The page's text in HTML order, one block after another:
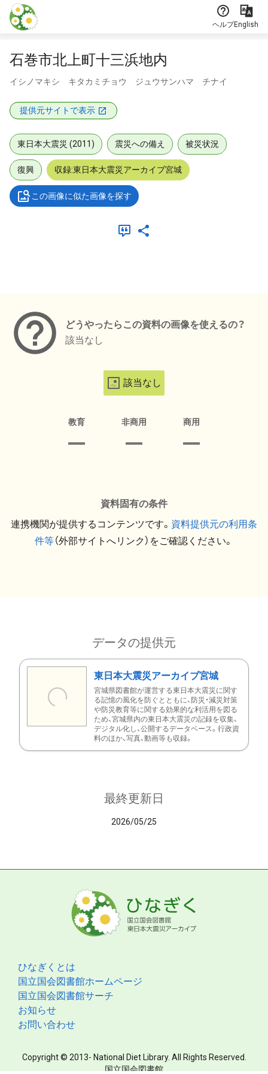
本文に飛ぶ
ヘルプEnglish
石巻市北上町十三浜地内
イシノマキシ キタカミチョウ ジュウサンハマ チナイ
提供元サイトで表示
東日本大震災 (2011) 震災への備え 被災状況
復興 収録:東日本大震災アーカイブ宮城
この画像に似た画像を探す
どうやったらこの資料の画像を使えるの？
該当なし
該当なし
教育 非商用 商用
資料固有の条件
連携機関が提供するコンテンツです。 資料提供元の利用条
件等（外部サイトへリンク）をご確認ください。
データの提供元
東日本大震災アーカイブ宮城
宮城県図書館が運営する東日本大震災に関す
る記憶の風化を防ぐとともに、防災・減災対策
や防災教育等に関する効果的な利活用を図る
ため、宮城県内の東日本大震災の記録を収集、
デジタル化し、公開するデータベース。行政資
料のほか、写真、動画等も収録。
最終更新日
2026/05/25
ひなぎくとは
国立国会図書館ホームページ
国立国会図書館サーチ
お知らせ
お問い合わせ
Copyright © 2013- National Diet Library. All Rights Reserved.